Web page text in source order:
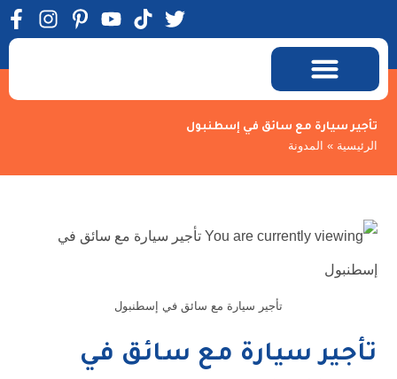
تأجير سيارة مع سائق في إسطنبول
الرئيسية » المدونة
تأجير سيارة مع سائق في إسطنبول
تأجير سيارة مع سائق في